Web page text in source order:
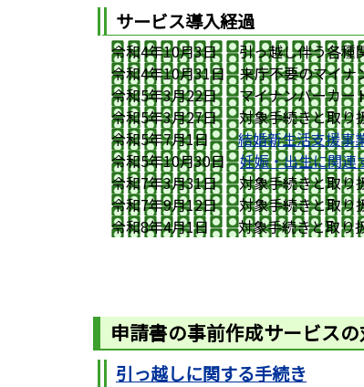
サービス導入経過
令和4年10月3日 引っ越し伴う各種
令和4年10月31日 来庁不要のマイナ
令和5年3月22日 マイナンバーカー
令和5年3月27日 対象手続きと取り
令和5年7月1日結婚新生活支援事
令和5年10月30日妊娠・出生に関連
令和7年3月31日 対象手続きと取り
令和7年9月12日 対象手続きと取り
令和8年4月1日 対象手続きと取り
申請書の事前作成サービス
引っ越しに関する手続き